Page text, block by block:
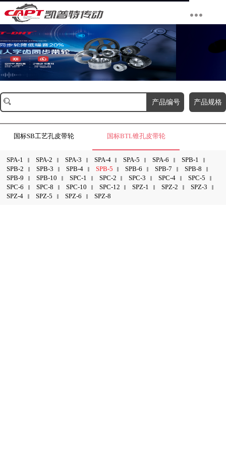
产品编号 产品规格
国标SB工艺孔皮带轮 国标BTL锥孔皮带轮
SPA-1 SPA-2 SPA-3 SPA-4 SPA-5 SPA-6
SPB-1
SPB-2
SPB-3 SPB-4 SPB-5 SPB-6 SPB-7
SPB-8
SPB-9
SPB-10 SPC-1 SPC-2 SPC-3 SPC-4
SPC-5
SPC-6
SPC-8 SPC-10 SPC-12 SPZ-1 SPZ-2
SPZ-3
SPZ-4
SPZ-5 SPZ-6 SPZ-8